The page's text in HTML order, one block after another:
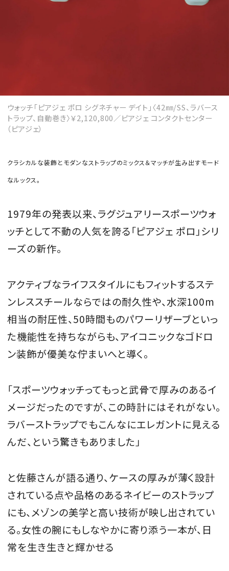
MAGAZINE
SPUR 2026 JULY
ウォッチ「ピアジェ ポロ シグネチャー デイト」〈42㎜/SS、ラバース
トラップ、自動巻き〉￥2,120,800／ピアジェ コンタクトセンター
（ピアジェ）
クラシカルな装飾とモダンなストラップのミックス＆マッチが生み出すモード
なルックス。
1979年の発表以来、ラグジュアリースポーツウォ
ッチとして不動の人気を誇る「ピアジェ ポロ」シリ
ーズの新作。
アクティブなライフスタイルにもフィットするステ
ンレススチールならではの耐久性や、水深100m
相当の耐圧性、50時間ものパワーリザーブといっ
た機能性を持ちながらも、アイコニックなゴドロ
ン装飾が優美な佇まいへと導く。
「スポーツウォッチってもっと武骨で厚みのあるイ
メージだったのですが、この時計にはそれがない。
ラバーストラップでもこんなにエレガントに見える
んだ、という驚きもありました」
と佐藤さんが語る通り、ケースの厚みが薄く設計
されている点や品格のあるネイビーのストラップ
にも、メゾンの美学と高い技術が映し出されてい
る。女性の腕にもしなやかに寄り添う一本が、日
常を生き生きと輝かせる